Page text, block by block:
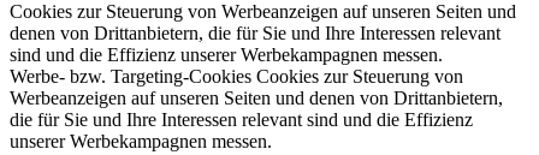
Cookies zur Steuerung von Werbeanzeigen auf unseren Seiten und
denen von Drittanbietern, die für Sie und Ihre Interessen relevant
sind und die Effizienz unserer Werbekampagnen messen.
Werbe- bzw. Targeting-Cookies Cookies zur Steuerung von
Werbeanzeigen auf unseren Seiten und denen von Drittanbietern,
die für Sie und Ihre Interessen relevant sind und die Effizienz
unserer Werbekampagnen messen.